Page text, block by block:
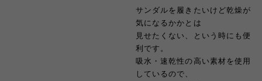
サンダルを履きたいけど乾燥が
気になるかかとは
見せたくない、という時にも便
利です。
吸水・速乾性の高い素材を使用
しているので、